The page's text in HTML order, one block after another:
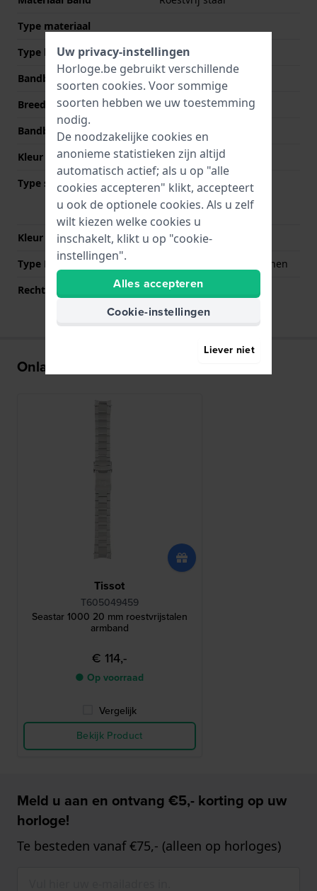
Type materiaal
Type band
Schakelband
Bandbreedte
Breedte bandaanzet
20 mm
Bandbreedte bij sluiting
18 mm
Kleur Band
Zilver
Type sluiting
Vouwsluiting met
drukknoppen en
veiligheidsklep
Kleur sluiting
Zilver
Type Bevestiging
Quick release bandpennen
Rechte aanzet
Nee
Onlangs bekeken
Tissot
T605049459
Seastar 1000 20 mm roestvrijstalen
armband
€ 114,-
● Op voorraad
Vergelijk
Bekijk Product
Meld u aan en ontvang €5,- korting op uw
horloge!
Te besteden vanaf €75,- (alleen op horloges)
Uw privacy-instellingen
Horloge.be gebruikt verschillende
soorten cookies. Voor sommige
soorten hebben we uw toestemming
nodig.
De noodzakelijke cookies en
anonieme statistieken zijn altijd
automatisch actief; als u op "alle
cookies accepteren" klikt, accepteert
u ook de optionele cookies. Als u zelf
wilt kiezen welke cookies u
inschakelt, klikt u op "cookie-
instellingen".
Alles accepteren
Cookie-instellingen
Liever niet